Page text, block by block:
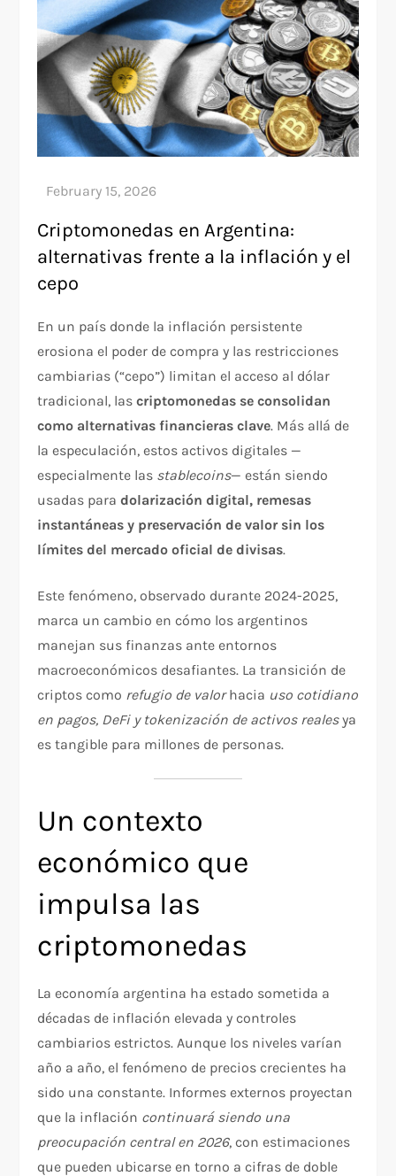
Criptomonedas en Argentina:
alternativas frente a la inflación y el
cepo
En un país donde la inflación persistente
erosiona el poder de compra y las restricciones
cambiarias (“cepo”) limitan el acceso al dólar
tradicional, lascriptomonedas se consolidan
como alternativas financieras clave. Más allá de
la especulación, estos activos digitales —
especialmente las stablecoins— están siendo
usadas paradolarización digital, remesas
instantáneas y preservación de valor sin los
límites del mercado oficial de divisas.
Este fenómeno, observado durante 2024-2025,
marca un cambio en cómo los argentinos
manejan sus finanzas ante entornos
macroeconómicos desafiantes. La transición de
criptos como refugio de valorhacia uso cotidiano
en pagos, DeFi y tokenización de activos realesya
es tangible para millones de personas.
Un contexto
económico que
impulsa las
criptomonedas
La economía argentina ha estado sometida a
décadas de inflación elevada y controles
cambiarios estrictos. Aunque los niveles varían
año a año, el fenómeno de precios crecientes ha
sido una constante. Informes externos proyectan
que la inflación continuará siendo una
preocupación central en 2026, con estimaciones
que pueden ubicarse en torno a cifras de doble